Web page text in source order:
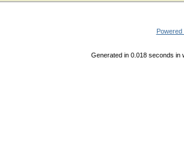
Generated in 0.018 seconds in